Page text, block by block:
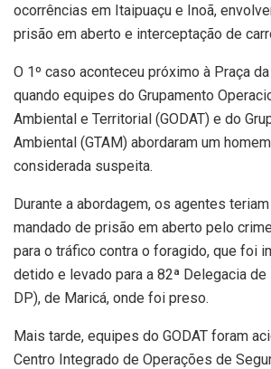
ocorrências em Itaipuaçu e Inoã,
prisão em aberto e interceptação de
O 1º caso aconteceu próximo à Praça
quando equipes do Grupamento
Ambiental e Territorial (GODAT) e do
Ambiental (GTAM) abordaram um
considerada suspeita.
Durante a abordagem, os agentes
mandado de prisão em aberto pelo
para o tráfico contra o foragido, que foi
detido e levado para a 82ª Delegacia
DP), de Maricá, onde foi preso.
Mais tarde, equipes do GODAT foram
Centro Integrado de Operações de